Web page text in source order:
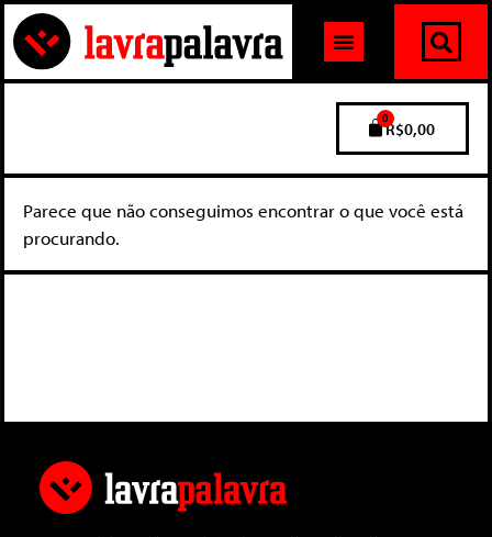
R$0,00
0
Parece que não conseguimos encontrar o que você está
procurando.